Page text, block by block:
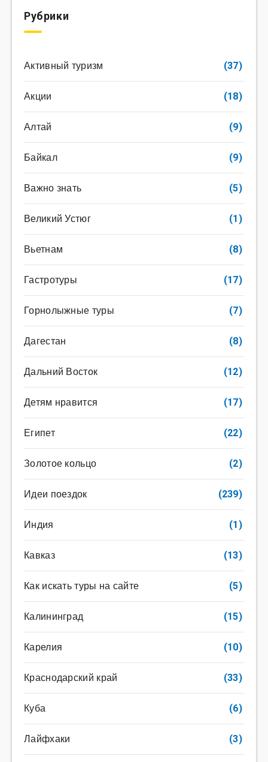
Рубрики
Активный туризм (37)
Акции (18)
Алтай (9)
Байкал (9)
Важно знать (5)
Великий Устюг (1)
Вьетнам (8)
Гастротуры (17)
Горнолыжные туры (7)
Дагестан (8)
Дальний Восток (12)
Детям нравится (17)
Египет (22)
Золотое кольцо (2)
Идеи поездок (239)
Индия (1)
Кавказ (13)
Как искать туры на сайте (5)
Калининград (15)
Карелия (10)
Краснодарский край (33)
Куба (6)
Лайфхаки (3)